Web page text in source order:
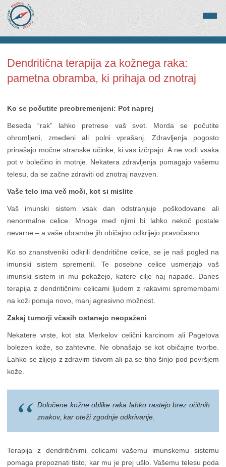
Dendritična terapija za kožnega raka:
pametna obramba, ki prihaja od znotraj
Ko se počutite preobremenjeni: Pot naprej
Beseda “rak” lahko pretrese vaš svet. Morda se počutite
ohromljeni, zmedeni ali polni vprašanj. Zdravljenja pogosto
prinašajo močne stranske učinke, ki vas izčrpajo. A ne vodi vsaka
pot v bolečino in motnje. Nekatera zdravljenja pomagajo vašemu
telesu, da se začne zdraviti od znotraj navzven.
Vaše telo ima več moči, kot si mislite
Vaš imunski sistem vsak dan odstranjuje poškodovane ali
nenormalne celice. Mnoge med njimi bi lahko nekoč postale
nevarne – a vaše obrambe jih običajno odkrijejo pravočasno.
Ko so znanstveniki odkrili dendritične celice, se je naš pogled na
imunski sistem spremenil. Te posebne celice usmerjajo vaš
imunski sistem in mu pokažejo, katere cilje naj napade. Danes
terapija z dendritičnimi celicami ljudem z rakavimi spremembami
na koži ponuja novo, manj agresivno možnost.
Zakaj tumorji včasih ostanejo neopaženi
Nekatere vrste, kot sta Merkelov celični karcinom ali Pagetova
bolezen kože, so zahtevne. Ne obnašajo se kot običajne tvorbe.
Lahko se zlijejo z zdravim tkivom ali pa se tiho širijo pod površjem
kože.
Določene kožne oblike raka lahko rastejo brez očitnih
znakov, kar oteži zgodnje odkrivanje.
Terapija z dendritičnimi celicami vašemu imunskemu sistemu
pomaga prepoznati tisto, kar mu je prej ušlo. Vašemu telesu poda